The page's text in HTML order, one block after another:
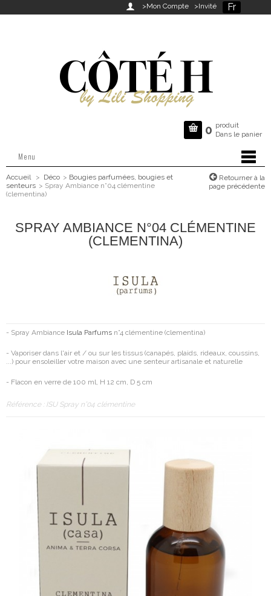
Fr
 >Mon Compte >Invité
 0 produit
Dans le panier
Menu
Accueil > Déco > Bougies parfumées, bougies et
senteurs > Spray Ambiance n°04 clémentine
(clementina)
Retourner à la
page précédente
SPRAY AMBIANCE N°04 CLÉMENTINE
(CLEMENTINA)
- Spray Ambiance Isula Parfums n°4 clémentine (clementina)
- Vaporiser dans l'air et / ou sur les tissus (canapés, plaids, rideaux, coussins,
...) pour ensoleiller votre maison avec une senteur artisanale et naturelle
- Flacon en verre de 100 ml, H 12 cm, D 5 cm
Référence : ISU Spray n°04 clémentine